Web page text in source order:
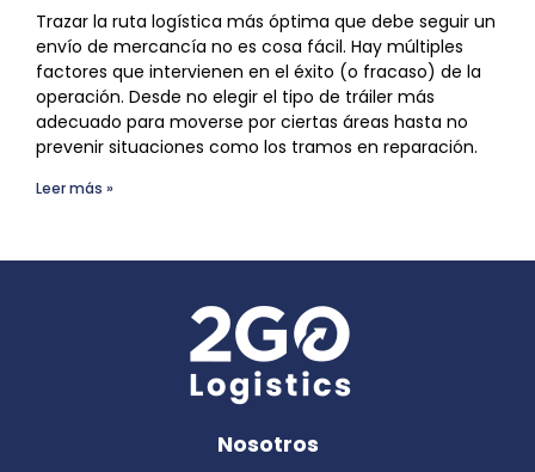
Trazar la ruta logística más óptima que debe seguir un
envío de mercancía no es cosa fácil. Hay múltiples
factores que intervienen en el éxito (o fracaso) de la
operación. Desde no elegir el tipo de tráiler más
adecuado para moverse por ciertas áreas hasta no
prevenir situaciones como los tramos en reparación.
Leer más »
Nosotros